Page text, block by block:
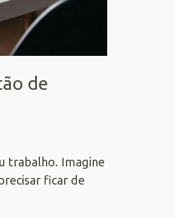
de
trabalho. Imagine
ficar de